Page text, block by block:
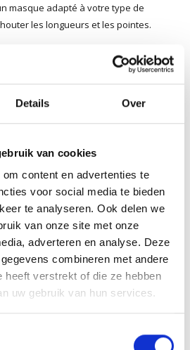
Details Over
van cookies
content en advertenties te
voor social media te bieden
te analyseren. Ook delen we
van onze site met onze
adverteren en analyse. Deze
combineren met andere
heeft verstrekt of die ze hebben
uw gebruik van hun services.
masque adapté à votre type de
les longueurs et les pointes.
base douce dans votre routine
chevelu est particulièrement sensible.
excessivement et rincez
Associez-le à un après-shampooing ou
Betaine, Sodium Methyl Cocoyl
Chloride, Sodium Methyl 2-
Ginseng Root Extract, Allantoin,
Caprylyl/Capryl Glucoside, Citric
2-Sulfolaurate, Coconut Acid,
Sulfonate, Propylene Glycol, C12-18
Potassium Sorbate.*